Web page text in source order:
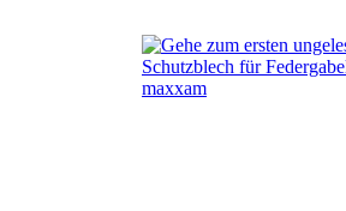
Schutzblech für
maxxam